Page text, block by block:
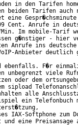
in den Tarifen
beiden Tarifen auch
eine
Cent. Anrufe in
Im mobile-Tarif
g�nstiger - hier
Anrufe ins
VoIP-Anbieter
ebenfalls. F�r
unbegrenzt viele
oder dem
sipload
alle
ein Telefonbuch
IAX-Softphone zum
und eine Preisansage